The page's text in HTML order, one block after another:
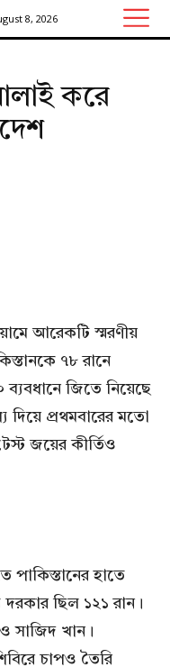
8, 2026
করে
আরেকটি স্মরণীয়
৭৮ রানে
ব্যবধানে জিতে নিয়েছে
প্রথমবারের মতো
জয়ের কীর্তিও
হাতে
ছিল ১২১ রান।
সাজিদ খান।
চাপও তৈরি